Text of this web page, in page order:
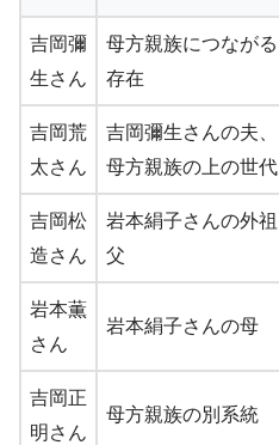
吉岡彌
生さん
母方親族につながる
存在
吉岡荒
太さん
吉岡彌生さんの夫、
母方親族の上の世代
吉岡松
造さん
岩本絹子さんの外祖
父
岩本薫
さん
岩本絹子さんの母
吉岡正
明さん
母方親族の別系統